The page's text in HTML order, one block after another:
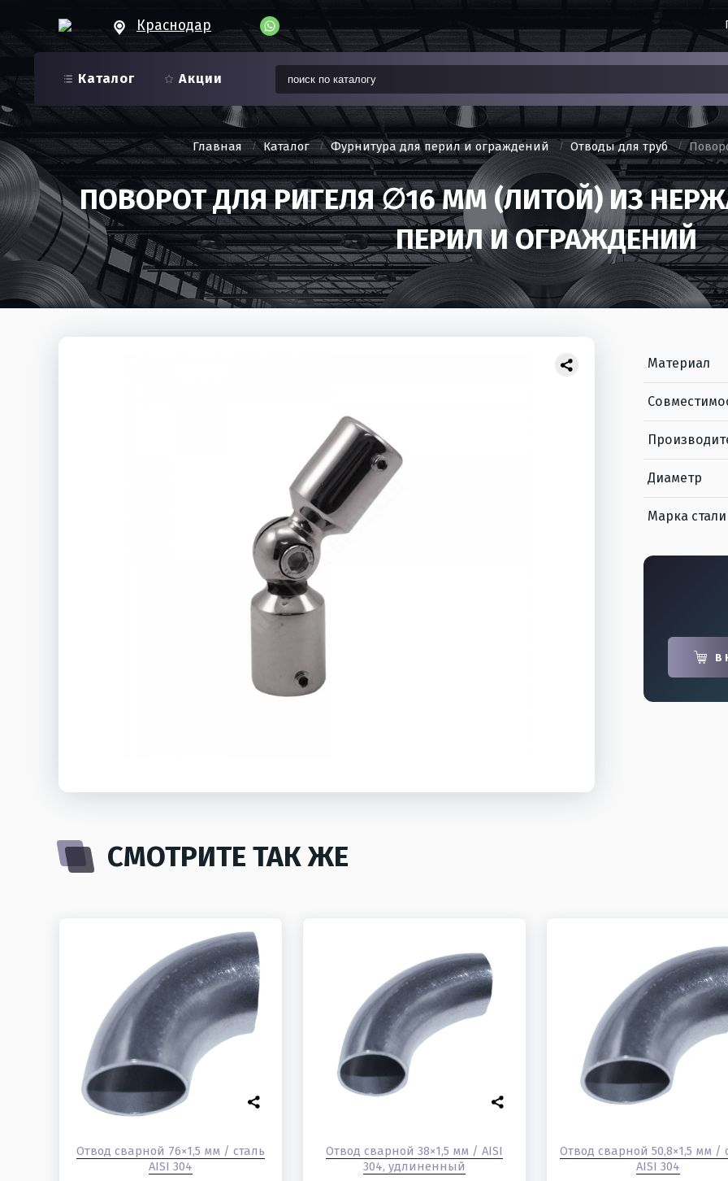
Краснодар
Каталог Акции
Главная Каталог Фурнитура для перил и ограждений Отводы для труб
ПОВОРОТ ДЛЯ РИГЕЛЯ ∅16 ММ (ЛИТОЙ) ИЗ
ПЕРИЛ И ОГРАЖДЕНИЙ
Материал
Диаметр
Марка стали
В
СМОТРИТЕ ТАК ЖЕ
Отвод сварной 76×1,5 мм / сталь
AISI 304
Отвод сварной 38×1,5 мм / AISI
304, удлиненный
Отвод сварной 50,8×1,5 мм /
AISI 304